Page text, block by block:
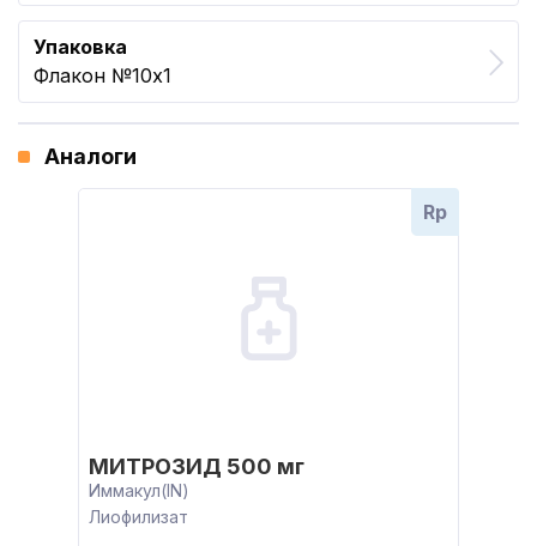
Упаковка
Флакон №10x1
Аналоги
Rp
МИТРОЗИД 500 мг
Иммакул(IN)
Лиофилизат